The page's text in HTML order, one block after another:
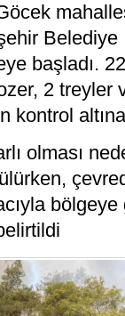
Belediye
başladı.
2 treyler
kontrol
olması
bölgeye